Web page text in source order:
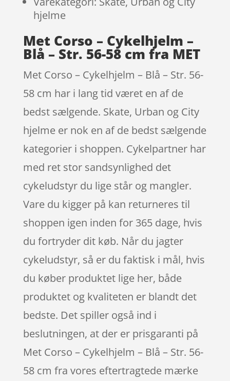
hjelme
Met Corso – Cykelhjelm –
Blå – Str. 56-58 cm fra MET
Met Corso – Cykelhjelm – Blå – Str. 56-
58 cm har i lang tid været en af de
bedst sælgende. Skate, Urban og City
hjelme er nok en af de bedst sælgende
kategorier i shoppen. Cykelpartner har
med ret stor sandsynlighed det
cykeludstyr du lige står og mangler.
Vare du kigger på kan returneres til
shoppen igen inden for 365 dage, hvis
du fortryder dit køb. Når du jagter
cykeludstyr, så er du faktisk i mål, hvis
du køber produktet lige her, både
produktet og kvaliteten er blandt det
bedste. Det spiller også ind i
beslutningen, at der er prisgaranti på
Met Corso – Cykelhjelm – Blå – Str. 56-
58 cm fra vores eftertragtede mærke